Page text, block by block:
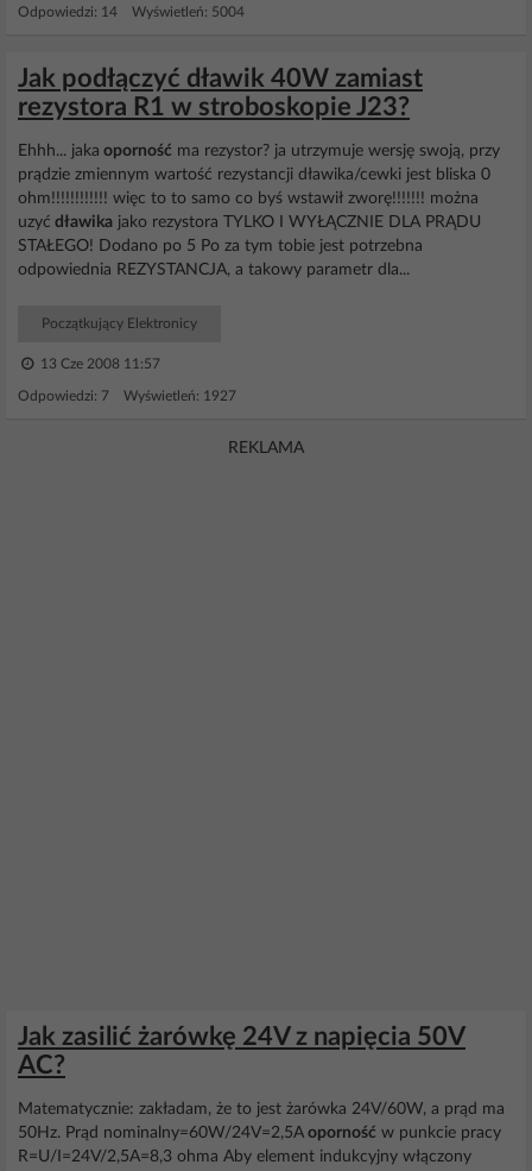
Odpowiedzi: 14 Wyświetleń: 5004
Jak podłączyć dławik 40W zamiast
rezystora R1 w stroboskopie J23?
Ehhh... jaka oporność ma rezystor? ja utrzymuje wersję swoją, przy
prądzie zmiennym wartość rezystancji dławika/cewki jest bliska 0
ohm!!!!!!!!!!!! więc to to samo co byś wstawił zworę!!!!!!! można
uzyć dławika jako rezystora TYLKO I WYŁĄCZNIE DLA PRĄDU
STAŁEGO! Dodano po 5 Po za tym tobie jest potrzebna
odpowiednia REZYSTANCJA, a takowy parametr dla...
Początkujący Elektronicy
13 Cze 2008 11:57
Odpowiedzi: 7 Wyświetleń: 1927
REKLAMA
Jak zasilić żarówkę 24V z napięcia 50V
AC?
Matematycznie: zakładam, że to jest żarówka 24V/60W, a prąd ma
50Hz. Prąd nominalny=60W/24V=2,5A oporność w punkcie pracy
R=U/I=24V/2,5A=8,3 ohma Aby element indukcyjny włączony